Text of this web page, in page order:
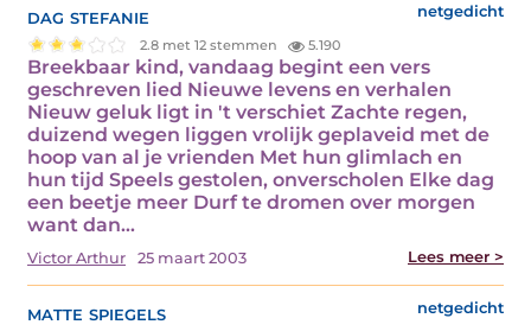
dag stefanie netgedicht
2.8 met 12 stemmen 5.190
Breekbaar kind, vandaag begint een vers
geschreven lied Nieuwe levens en verhalen
Nieuw geluk ligt in 't verschiet Zachte regen,
duizend wegen liggen vrolijk geplaveid met de
hoop van al je vrienden Met hun glimlach en
hun tijd Speels gestolen, onverscholen Elke dag
een beetje meer Durf te dromen over morgen
want dan…
Victor Arthur 25 maart 2003 Lees meer >
matte spiegels netgedicht